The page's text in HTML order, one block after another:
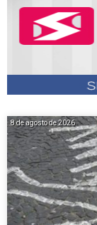
8 de agosto de 2026